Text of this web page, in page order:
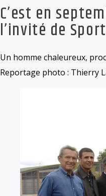
C’est en
l’invité de
Un homme chaleureux,
Reportage photo : Thierry